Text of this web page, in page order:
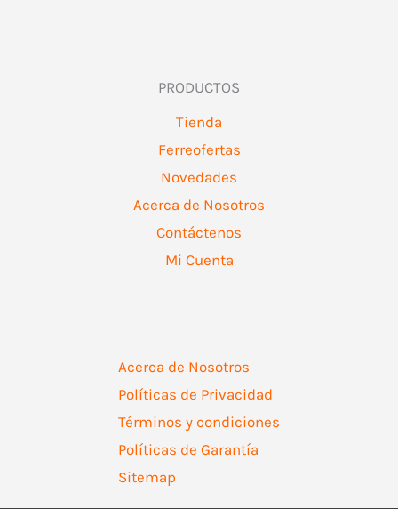
PRODUCTOS
Tienda
Ferreofertas
Novedades
Acerca de Nosotros
Contáctenos
Mi Cuenta
Acerca de Nosotros
Políticas de Privacidad
Términos y condiciones
Políticas de Garantía
Sitemap